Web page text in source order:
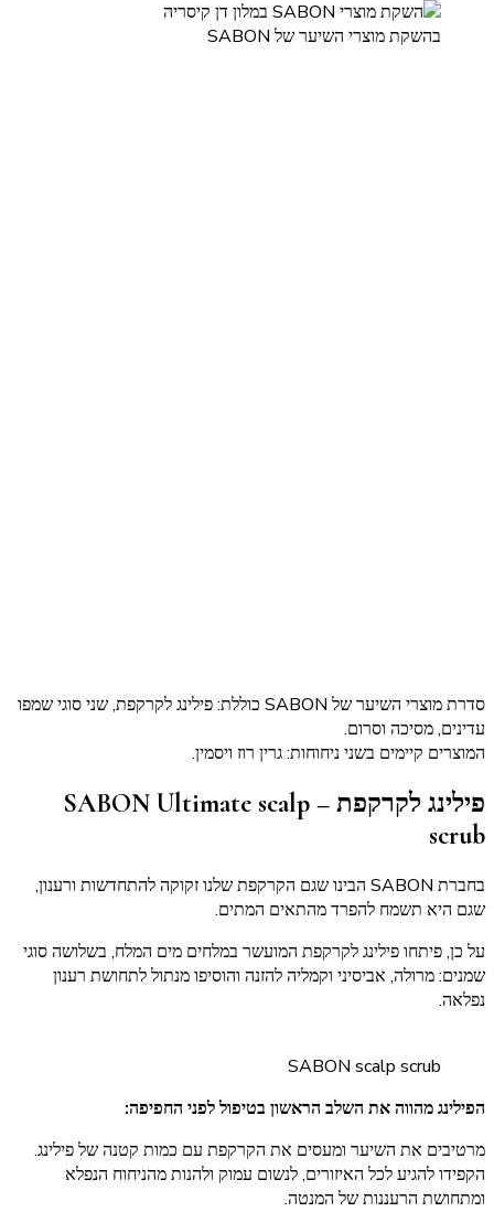
בהשקת מוצרי השיער של SABON
סדרת מוצרי השיער של SABON כוללת: פילינג לקרקפת, שני סוגי שמפו
עדינים, מסיכה וסרום.
המוצרים קיימים בשני ניחוחות: גרין רוז ויסמין.
פילינג לקרקפת – SABON Ultimate scalp
scrub
בחברת SABON הבינו שגם הקרקפת שלנו זקוקה להתחדשות ורענון,
שגם היא תשמח להפרד מהתאים המתים.
על כן, פיתחו פילינג לקרקפת המועשר במלחים מים המלח, בשלושה סוגי
שמנים: מרולה, אביסיני וקמליה להזנה והוסיפו מנתול לתחושת רענון
נפלאה.
SABON scalp scrub
הפילינג מהווה את השלב הראשון בטיפול לפני החפיפה:
מרטיבים את השיער ומעסים את הקרקפת עם כמות קטנה של פילינג.
הקפידו להגיע לכל האיזורים, לנשום עמוק ולהנות מהניחוח הנפלא
ומתחושת הרעננות של המנטה.